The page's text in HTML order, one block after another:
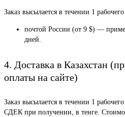
Заказ высылается в течении 1
почтой России (от 9 $) —
дней.
4. Доставка в Казахстан
оплаты на сайте)
Заказ высылается в течении 1
СДЕК при получении, в тенге.